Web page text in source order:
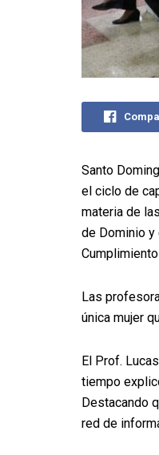
Santo
el ciclo de
materia de
de Dominio y
Las
única mujer
El Prof.
tiempo
Destacando
red de